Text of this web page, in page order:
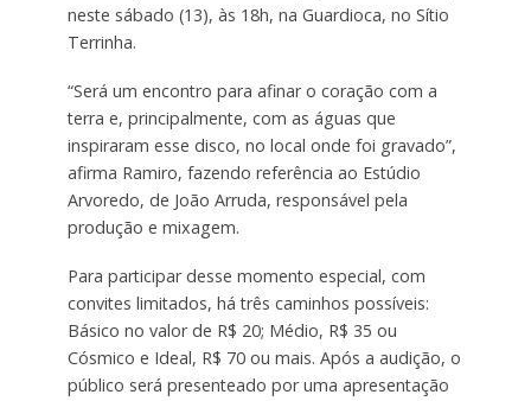
neste sábado (13), às 18h, na Guardioca, no Sítio
Terrinha.
“Será um encontro para afinar o coração com a
terra e, principalmente, com as águas que
inspiraram esse disco, no local onde foi gravado”,
afirma Ramiro, fazendo referência ao Estúdio
Arvoredo, de João Arruda, responsável pela
produção e mixagem.
Para participar desse momento especial, com
convites limitados, há três caminhos possíveis:
Básico no valor de R$ 20; Médio, R$ 35 ou
Cósmico e Ideal, R$ 70 ou mais. Após a audição, o
público será presenteado por uma apresentação